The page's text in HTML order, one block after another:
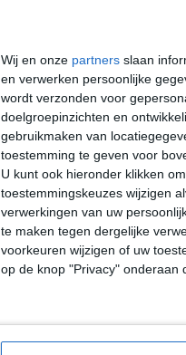
Wij en onze partners slaan
en verwerken persoonlijke
wordt verzonden voor
doelgroepinzichten en
gebruikmaken van
toestemming te geven voor
U kunt ook hieronder klikken
toestemmingskeuzes wijzigen
verwerkingen van uw
te maken tegen dergelijke
voorkeuren wijzigen of uw
op de knop "Privacy" onderaan
31°C 29°C
17:00 20:00
17:00 20:00
WZW 3 WZW 2